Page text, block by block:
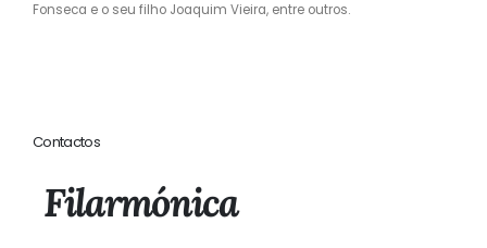
Fonseca e o seu filho Joaquim Vieira, entre outros.
Contactos
Filarmónica